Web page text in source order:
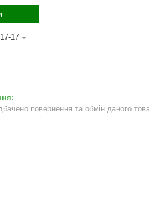
17
повернення та обмін даного